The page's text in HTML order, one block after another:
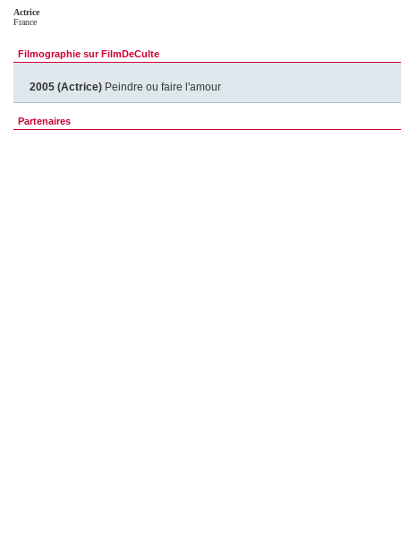
Actrice
France
Filmographie sur FilmDeCulte
2005 (Actrice) Peindre ou faire l'amour
Partenaires